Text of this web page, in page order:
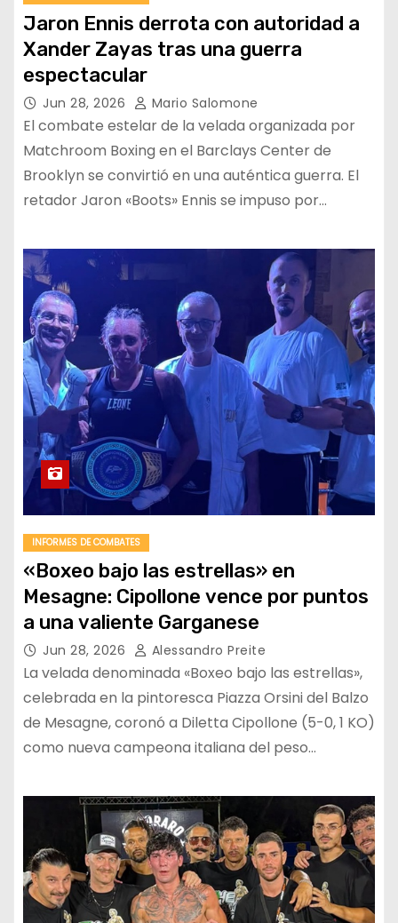
Jaron Ennis derrota con autoridad a
Xander Zayas tras una guerra
espectacular
Jun 28, 2026 Mario Salomone
El combate estelar de la velada organizada por
Matchroom Boxing en el Barclays Center de
Brooklyn se convirtió en una auténtica guerra. El
retador Jaron «Boots» Ennis se impuso por…
INFORMES DE COMBATES
«Boxeo bajo las estrellas» en
Mesagne: Cipollone vence por puntos
a una valiente Garganese
Jun 28, 2026 Alessandro Preite
La velada denominada «Boxeo bajo las estrellas»,
celebrada en la pintoresca Piazza Orsini del Balzo
de Mesagne, coronó a Diletta Cipollone (5-0, 1 KO)
como nueva campeona italiana del peso…